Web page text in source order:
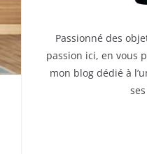
Passionné des
passion ici, en vous
mon blog dédié à